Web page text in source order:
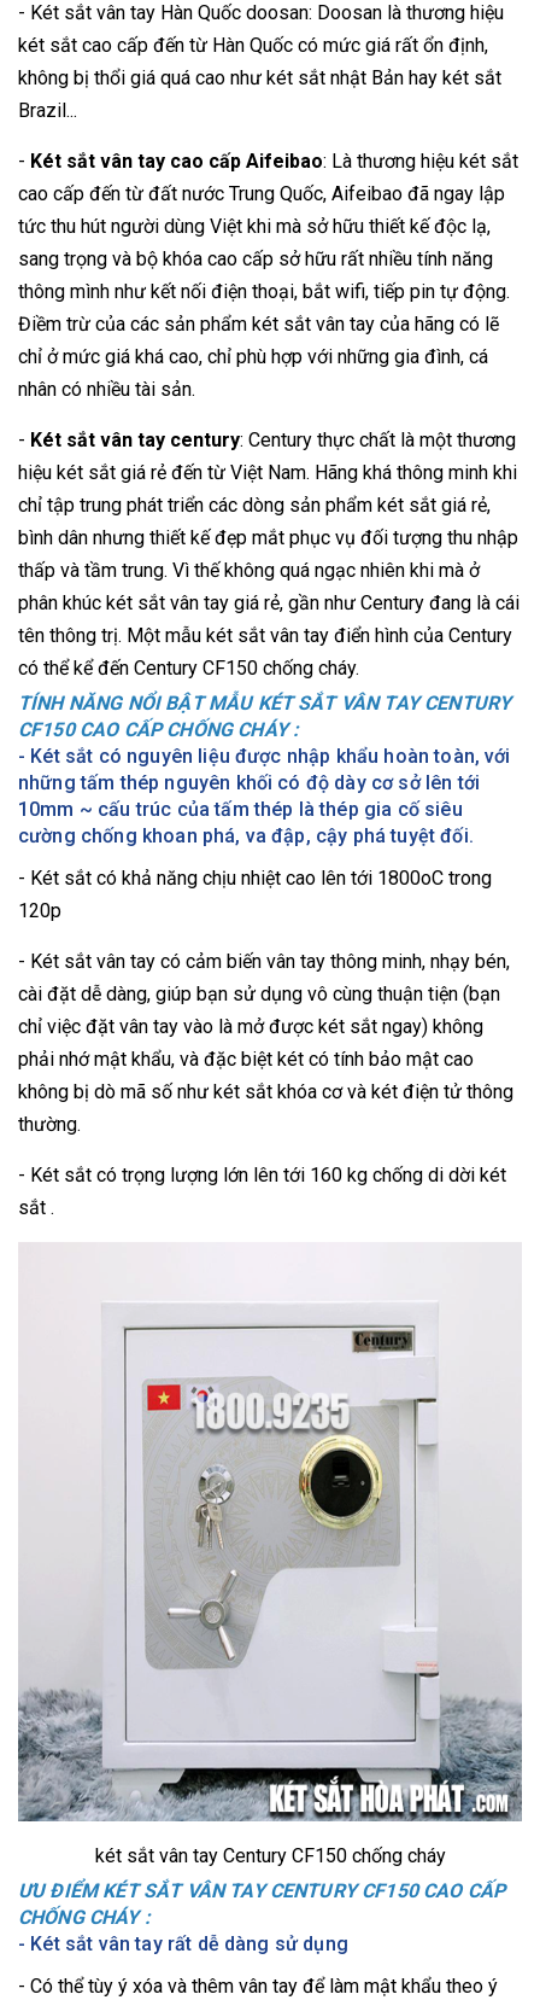
- Két sắt vân tay Hàn Quốc doosan: Doosan là thương hiệu
két sắt cao cấp đến từ Hàn Quốc có mức giá rất ổn định,
không bị thổi giá quá cao như két sắt nhật Bản hay két sắt
Brazil...
- Két sắt vân tay cao cấp Aifeibao: Là thương hiệu két sắt
cao cấp đến từ đất nước Trung Quốc, Aifeibao đã ngay lập
tức thu hút người dùng Việt khi mà sở hữu thiết kế độc lạ,
sang trọng và bộ khóa cao cấp sở hữu rất nhiều tính năng
thông mình như kết nối điện thoại, bắt wifi, tiếp pin tự động.
Điềm trừ của các sản phẩm két sắt vân tay của hãng có lẽ
chỉ ở mức giá khá cao, chỉ phù hợp với những gia đình, cá
nhân có nhiều tài sản.
- Két sắt vân tay century: Century thực chất là một thương
hiệu két sắt giá rẻ đến từ Việt Nam. Hãng khá thông minh khi
chỉ tập trung phát triển các dòng sản phẩm két sắt giá rẻ,
bình dân nhưng thiết kế đẹp mắt phục vụ đối tượng thu nhập
thấp và tầm trung. Vì thế không quá ngạc nhiên khi mà ở
phân khúc két sắt vân tay giá rẻ, gần như Century đang là cái
tên thông trị. Một mẫu két sắt vân tay điển hình của Century
có thể kể đến Century CF150 chống cháy.
TÍNH NĂNG NỔI BẬT MẪU KÉT SẮT VÂN TAY CENTURY
CF150 CAO CẤP CHỐNG CHÁY :
- Két sắt có nguyên liệu được nhập khẩu hoàn toàn, với
những tấm thép nguyên khối có độ dày cơ sở lên tới
10mm ~ cấu trúc của tấm thép là thép gia cố siêu
cường chống khoan phá, va đập, cậy phá tuyệt đối.
- Két sắt có khả năng chịu nhiệt cao lên tới 1800oC trong
120p
- Két sắt vân tay có cảm biến vân tay thông minh, nhạy bén,
cài đặt dễ dàng, giúp bạn sử dụng vô cùng thuận tiện (bạn
chỉ việc đặt vân tay vào là mở được két sắt ngay) không
phải nhớ mật khẩu, và đặc biệt két có tính bảo mật cao
không bị dò mã số như két sắt khóa cơ và két điện tử thông
thường.
- Két sắt có trọng lượng lớn lên tới 160 kg chống di dời két
sắt .
két sắt vân tay Century CF150 chống cháy
ƯU ĐIỂM KÉT SẮT VÂN TAY CENTURY CF150 CAO CẤP
CHỐNG CHÁY :
- Két sắt vân tay rất dễ dàng sử dụng
- Có thể tùy ý xóa và thêm vân tay để làm mật khẩu theo ý